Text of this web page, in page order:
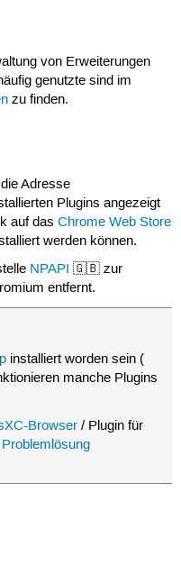
von Erweiterungen
genutzte sind im
zu finden.
Adresse
Plugins angezeigt
auf das Chrome Web Store
werden können.
NPAPI 🇬🇧 zur
entfernt.
installiert worden sein (
manche Plugins
Browser / Plugin für
Problemlösung